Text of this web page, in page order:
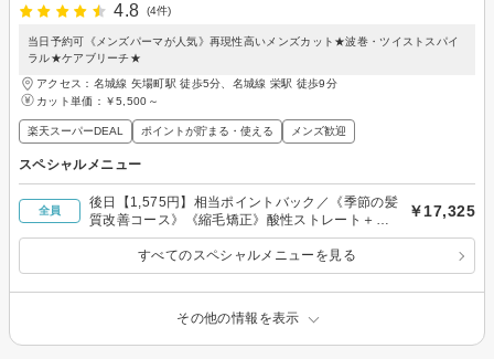
4.8
(4件)
当日予約可《メンズパーマが人気》再現性高いメンズカット★波巻・ツイストスパイ
ラル★ケアブリーチ★
アクセス：名城線 矢場町駅 徒歩5分、名城線 栄駅 徒歩9分
カット単価： ￥5,500～
楽天スーパーDEAL ポイントが貯まる・使える メンズ歓迎
スペシャルメニュー
全員
後日【1,575円】相当ポイントバック／《季節の髪
質改善コース》《縮毛矯正》酸性ストレート＋カ
ット＋ケラスターゼ
￥17,325
すべてのスペシャルメニューを見る
その他の情報を表示